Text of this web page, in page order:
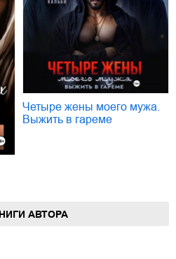
Четыре жены моего мужа.
Выжить в гареме
АВТОРА